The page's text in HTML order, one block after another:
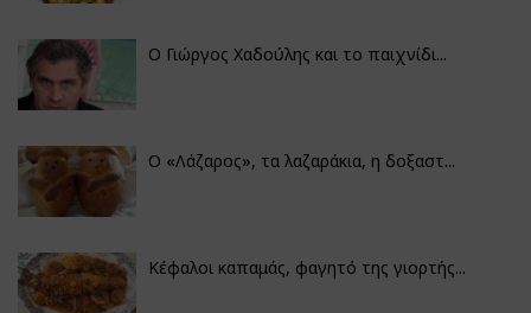
Ο Γιώργος Χαδούλης και το παιχνίδι...
Ο «Λάζαρος», τα λαζαράκια, η δοξαστ...
Κέφαλοι καπαμάς, φαγητό της γιορτής...